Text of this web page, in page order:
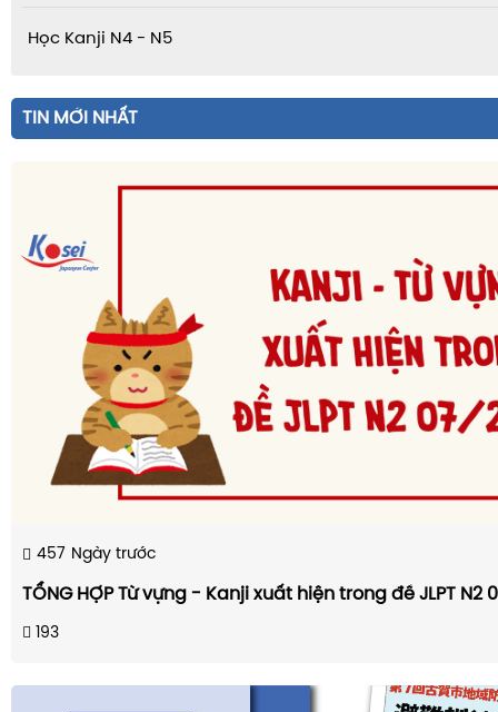
Học Kanji N4 - N5
TIN MỚI NHẤT
457 Ngày trước
TỔNG HỢP Từ vựng - Kanji xuất hiện trong đề JLPT N2
193